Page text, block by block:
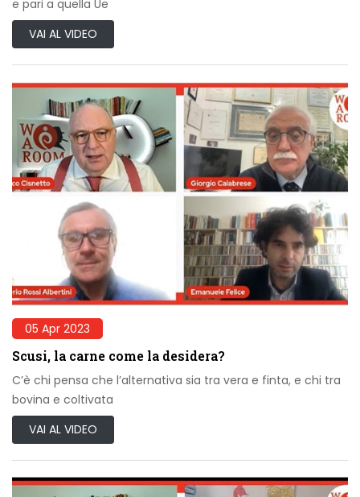
e pari a quella Ue
VAI AL VIDEO
05 Apr 2023
Scusi, la carne come la desidera?
C’è chi pensa che l’alternativa sia tra vera e finta, e chi tra
bovina e coltivata
VAI AL VIDEO